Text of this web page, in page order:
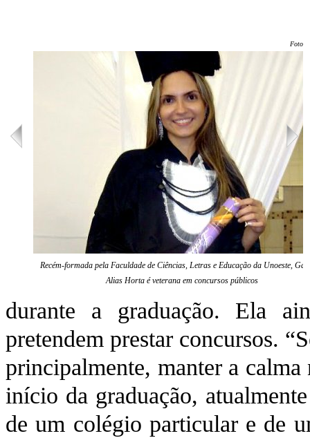
Foto:
Recém-formada pela Faculdade de Ciências, Letras e Educação da Unoeste,
Alias Horta é veterana em concursos públicos
durante a graduação. Ela
pretendem prestar concursos.
principalmente, manter a
início da graduação,
de um colégio particular e de